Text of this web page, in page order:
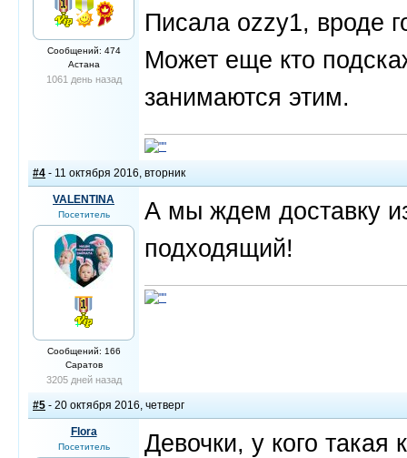
Сообщений: 474
Астана
1061 день назад
Писала ozzy1, вроде
Может еще кто
занимаются этим.
#4 - 11 октября 2016, вторник
VALENTINA
Посетитель
Сообщений: 166
Саратов
3205 дней назад
А мы ждем доставку
подходящий!
#5 - 20 октября 2016, четверг
Flora
Посетитель
Девочки, у кого